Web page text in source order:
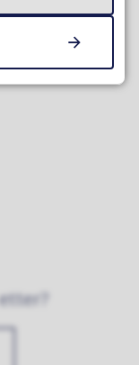
til 15:00